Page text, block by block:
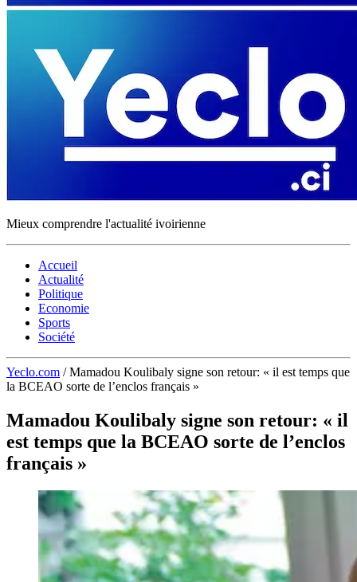
Mieux comprendre l'actualité ivoirienne
Accueil
Actualité
Politique
Economie
Sports
Société
Yeclo.com / Mamadou Koulibaly signe son retour: « il est temps que
la BCEAO sorte de l’enclos français »
Mamadou Koulibaly signe son retour: « il
est temps que la BCEAO sorte de l’enclos
français »